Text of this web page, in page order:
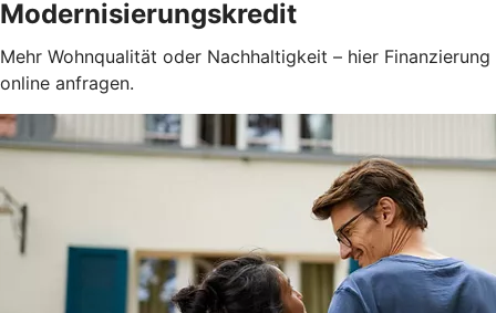
Modernisierungskredit
Mehr Wohnqualität oder Nachhaltigkeit – hier Finanzierung
online anfragen.